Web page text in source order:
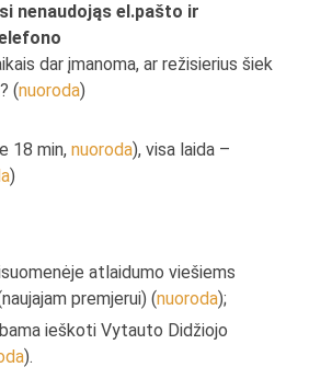
nenaudojąs el.pašto ir
dar įmanoma, ar režisierius šiek
(nuoroda)
18 min,nuoroda), visa laida –
)
atlaidumo viešiems
premjerui) (nuoroda);
ieškoti Vytauto Didžiojo
).